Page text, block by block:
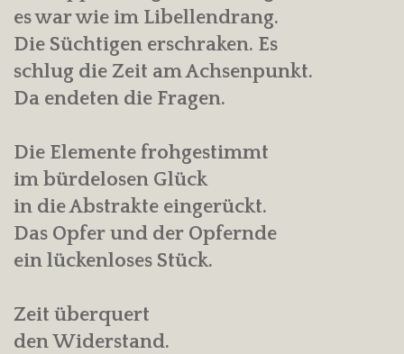
es war wie im Libellendrang.
Die Süchtigen erschraken. Es
schlug die Zeit am Achsenpunkt.
Da endeten die Fragen.
Die Elemente frohgestimmt
im bürdelosen Glück
in die Abstrakte eingerückt.
Das Opfer und der Opfernde
ein lückenloses Stück.
Zeit überquert
den Widerstand.